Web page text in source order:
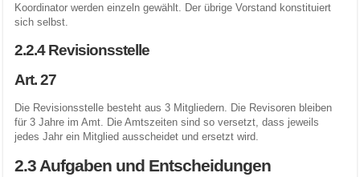
Koordinator werden einzeln gewählt. Der übrige Vorstand konstituiert
sich selbst.
2.2.4 Revisionsstelle
Art. 27
Die Revisionsstelle besteht aus 3 Mitgliedern. Die Revisoren bleiben
für 3 Jahre im Amt. Die Amtszeiten sind so versetzt, dass jeweils
jedes Jahr ein Mitglied ausscheidet und ersetzt wird.
2.3 Aufgaben und Entscheidungen